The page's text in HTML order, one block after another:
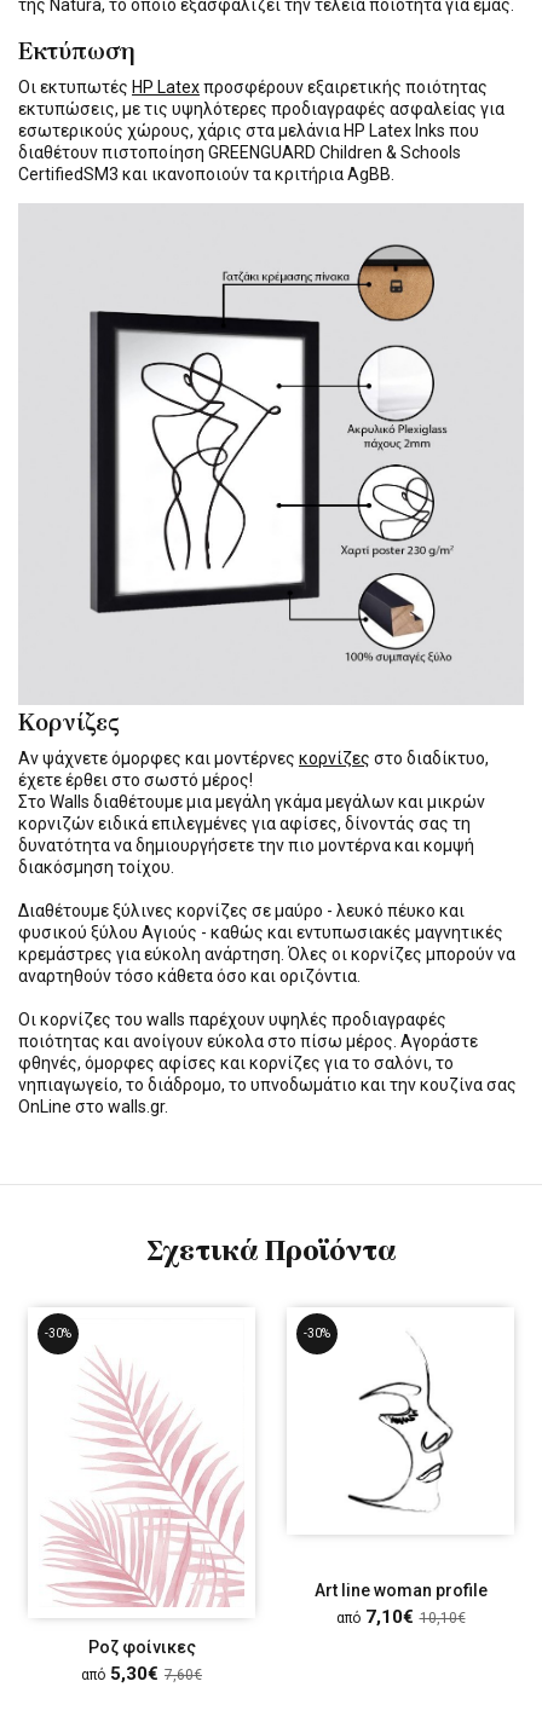
της Natura, το οποίο εξασφαλίζει την τέλεια ποιότητα για εμάς.
Εκτύπωση
Οι εκτυπωτές HP Latexπροσφέρουν εξαιρετικής ποιότητας
εκτυπώσεις, με τις υψηλότερες προδιαγραφές ασφαλείας για
εσωτερικούς χώρους, χάρις στα μελάνια HP Latex Inks που
διαθέτουν πιστοποίηση GREENGUARD Children & Schools
CertifiedSM3 και ικανοποιούν τα κριτήρια AgBB.
Κορνίζες
Αν ψάχνετε όμορφες και μοντέρνες κορνίζες στο διαδίκτυο,
έχετε έρθει στο σωστό μέρος!
Στο Walls διαθέτουμε μια μεγάλη γκάμα μεγάλων και μικρών
κορνιζών ειδικά επιλεγμένες για αφίσες, δίνοντάς σας τη
δυνατότητα να δημιουργήσετε την πιο μοντέρνα και κομψή
διακόσμηση τοίχου.
Διαθέτουμε ξύλινες κορνίζες σε μαύρο - λευκό πέυκο και
φυσικού ξύλου Αγιούς - καθώς και εντυπωσιακές μαγνητικές
κρεμάστρες για εύκολη ανάρτηση. Όλες οι κορνίζες μπορούν να
αναρτηθούν τόσο κάθετα όσο και οριζόντια.
Οι κορνίζες του walls παρέχουν υψηλές προδιαγραφές
ποιότητας και ανοίγουν εύκολα στο πίσω μέρος. Αγοράστε
φθηνές, όμορφες αφίσες και κορνίζες για το σαλόνι, το
νηπιαγωγείο, το διάδρομο, το υπνοδωμάτιο και την κουζίνα σας
OnLine στο walls.gr.
Σχετικά Προϊόντα
-30%
Ροζ φοίνικες
από 5,30€ 7,60€
-30%
Art line woman profile
από 7,10€ 10,10€